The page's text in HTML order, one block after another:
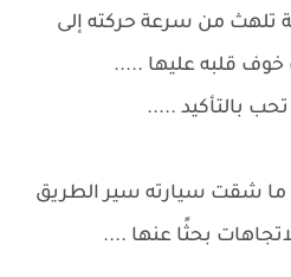
تلهث من سرعة حركته إلى
قلبه عليها .....
بالتأكيد .....
ما شقت سيارته سير الطريق
بحثًا عنها ....